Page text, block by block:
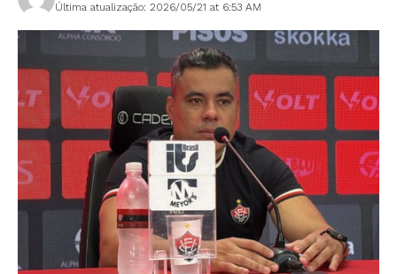
Última atualização: 2026/05/21 at 6:53 AM